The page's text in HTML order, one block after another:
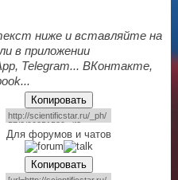
ниже и вставляйте на
в приложении
Telegram... ВКонтакте,
Копировать
Для форумов и чатов
Копировать